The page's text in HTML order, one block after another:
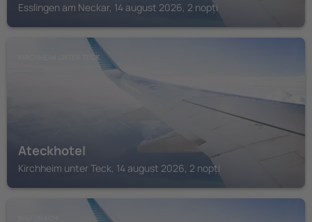
Esslingen am Neckar, 14 august 2026, 2 nopți
KIRCHHEIM UNTER TECK
Ateckhotel
Kirchheim unter Teck, 14 august 2026, 2 nopți